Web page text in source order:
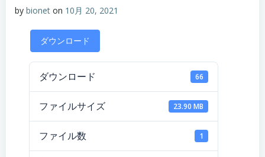
by bionet on 10月 20, 2021
ダウンロード
ダウンロード 66
ファイルサイズ 23.90 MB
ファイル数 1